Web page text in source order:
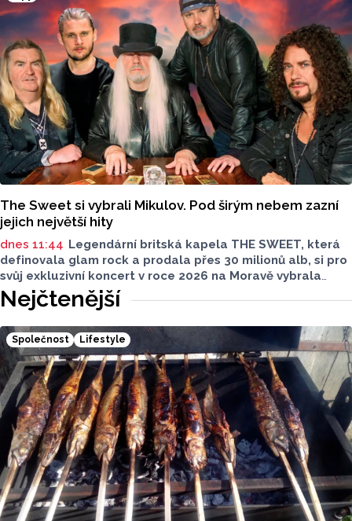
Radio Haná.
The Sweet si vybrali Mikulov. Pod širým nebem zazní
jejich největší hity
dnes 11:44 Legendární britská kapela THE SWEET, která
definovala glam rock a prodala přes 30 milionů alb, si pro
svůj exkluzivní koncert v roce 2026 na Moravě vybrala
Mikulov. 15. srpna 2026 vystoupí pod širým nebem
v malebném Amfiteátru Mikulov.
Nejčtenější
Společnost Lifestyle